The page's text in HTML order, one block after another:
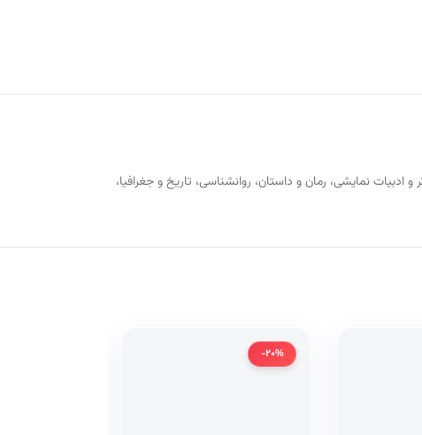
از جمله ادبیات و زبان شناسی، تئاتر و ادبیات نمایشی، رمان و داستان، روانشناسی، تاریخ و جغرافیا،
-20%